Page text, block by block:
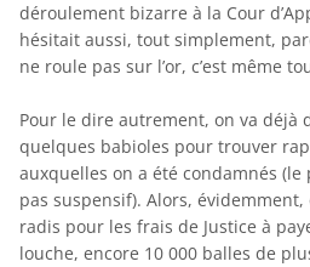
déroulement bizarre à la Cour
hésitait aussi, tout simplement,
ne roule pas sur l’or, c’est même
Pour le dire autrement, on va déjà
quelques babioles pour trouver
auxquelles on a été condamnés (le
pas suspensif). Alors, évidemment,
radis pour les frais de Justice à
louche, encore 10 000 balles de